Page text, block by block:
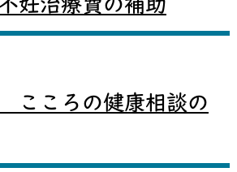
妊治療費の補助
こころの健康相談の